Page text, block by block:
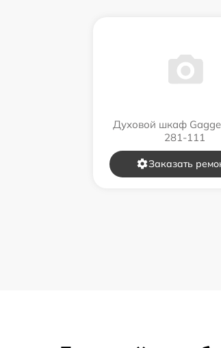
Духовой шкаф
281-111
Заказать